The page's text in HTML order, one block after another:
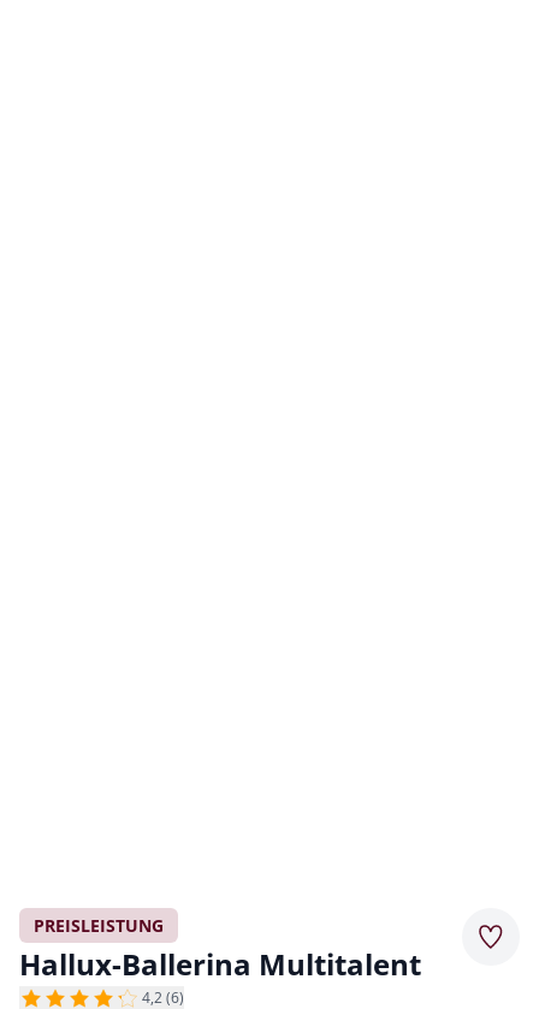
PREISLEISTUNG
Hallux-Ballerina Multitalent
4,2 (6)